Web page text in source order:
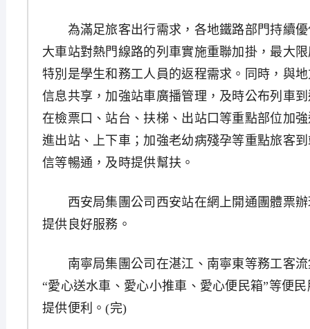
為滿足旅客出行需求，各地鐵路部門持續優
大車站對熱門線路的列車實施重聯加掛，最大
特別是學生和務工人員的返程需求。同時，與
信息共享，加強站車廣播管理，及時公布列車
在檢票口、站台、扶梯、出站口等重點部位加
進出站、上下車；加強老幼病殘孕等重點旅客
信等暢通，及時提供幫扶。
西安局集團公司西安站在網上開通團體票辦
提供良好服務。
南寧局集團公司在湛江、南寧東等務工客流
“愛心送水車、愛心小推車、愛心便民箱”等便
提供便利。(完)